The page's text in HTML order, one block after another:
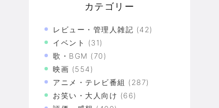
カテゴリー
レビュー・管理人雑記 (42)
イベント (31)
歌・BGM (70)
映画 (554)
アニメ・テレビ番組 (287)
お笑い・大人向け (66)